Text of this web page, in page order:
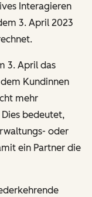
Interagieren
3. April 2023
3. April das
Kundinnen
mehr
bedeutet,
oder
ein Partner die